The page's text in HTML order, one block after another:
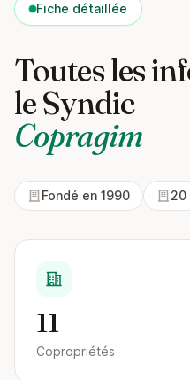
Fiche détaillée
Toutes les
le Syndic
Copragim
Fondé en 1990 20
11
Copropriétés